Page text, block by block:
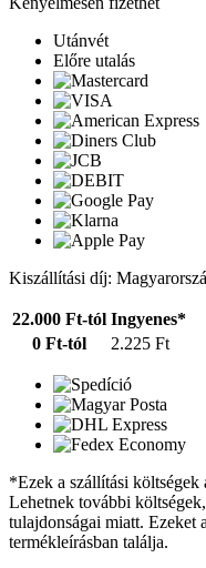
Utánvét
Előre utalás
Kiszállítási díj:
22.000 Ft-tól Ingyenes*
0 Ft-tól
2.225 Ft
*Ezek a szállítási költségek
Lehetnek további
tulajdonságai miatt. Ezeket
termékleírásban találja.